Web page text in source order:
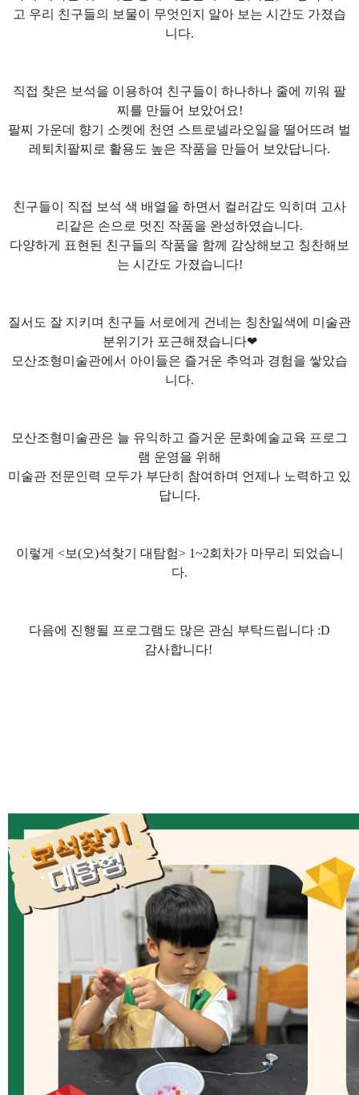
고 우리 친구들의 보물이 무엇인지 알아 보는 시간도 가졌습
니다.
직접 찾은 보석을 이용하여 친구들이 하나하나 줄에 끼워 팔
찌를 만들어 보았어요!
팔찌 가운데 향기 소켓에 천연 스트로넬라오일을 떨어뜨려 벌
레퇴치팔찌로 활용도 높은 작품을 만들어 보았답니다.
친구들이 직접 보석 색 배열을 하면서 컬러감도 익히며 고사
리같은 손으로 멋진 작품을 완성하였습니다.
다양하게 표현된 친구들의 작품을 함께 감상해보고 칭찬해보
는 시간도 가졌습니다!
질서도 잘 지키며 친구들 서로에게 건네는 칭찬일색에 미술관
분위기가 포근해졌습니다❤
모산조형미술관에서 아이들은 즐거운 추억과 경험을 쌓았습
니다.
모산조형미술관은 늘 유익하고 즐거운 문화예술교육 프로그
램 운영을 위해
미술관 전문인력 모두가 부단히 참여하며 언제나 노력하고 있
답니다.
이렇게 <보(오)석찾기 대탐험> 1~2회차가 마무리 되었습니
다.
다음에 진행될 프로그램도 많은 관심 부탁드립니다 :D
감사합니다!